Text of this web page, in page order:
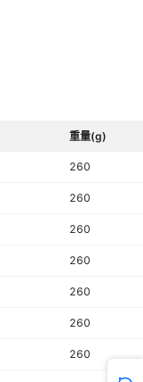
重量(g)
260
260
260
260
260
260
260